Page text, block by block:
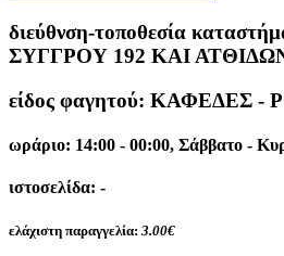
διεύθνση-τοποθεσία
ΣΥΓΓΡΟΥ 192 ΚΑΙ
είδος φαγητού: ΚΑΦΕΔΕΣ
ωράριο: 14:00 - 00:00, Σάββατο -
ιστοσελίδα: -
ελάχιστη παραγγελία: 3.00€